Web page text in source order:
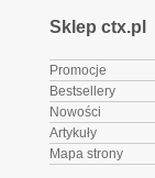
Sklep ctx.pl
Promocje
Bestsellery
Nowości
Artykuły
Mapa strony